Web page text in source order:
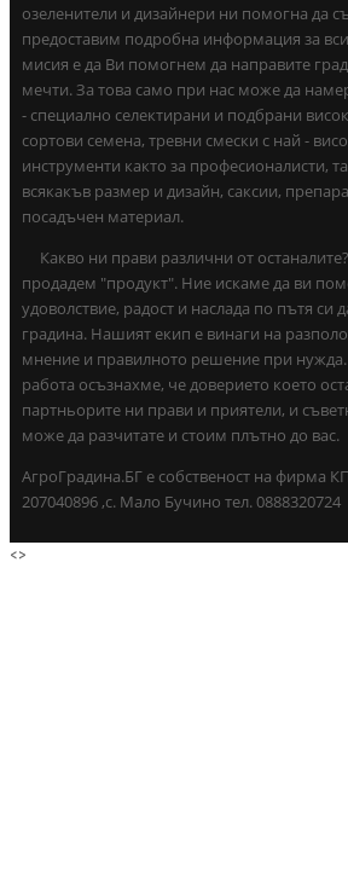
озеленители и дизайнери ни помогна да
предоставим подробна информация за
мисия е да Ви помогнем да направите
мечти. За това само при нас може да
- специално селектирани и подбрани
сортови семена, тревни смески с най -
инструменти както за професионалисти,
всякакъв размер и дизайн, саксии,
посадъчен материал.
Какво ни прави различни от
продадем "продукт". Ние искаме да ви
удоволствие, радост и наслада по пътя си
градина. Нашият екип е винаги на
мнение и правилното решение при нужда.
работа осъзнахме, че доверието което
партньорите ни прави и приятели, и
може да разчитате и стоим плътно до вас.
АгроГрадина.БГ е собственост на фирма
207040896 ,с. Мало Бучино тел. 0888320724
<>